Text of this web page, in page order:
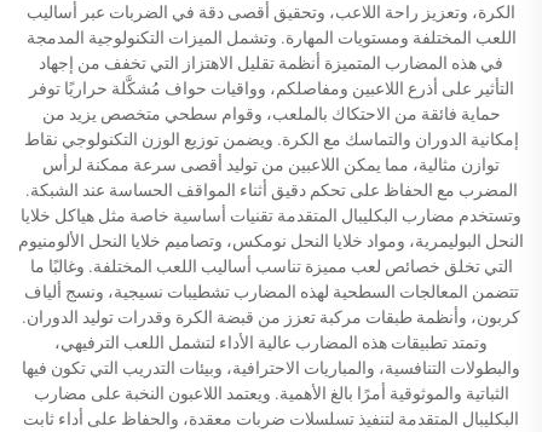
الكرة، وتعزيز راحة اللاعب، وتحقيق أقصى دقة في الضربات عبر أساليب
اللعب المختلفة ومستويات المهارة. وتشمل الميزات التكنولوجية المدمجة
في هذه المضارب المتميزة أنظمة تقليل الاهتزاز التي تخفف من إجهاد
التأثير على أذرع اللاعبين ومفاصلكم، وواقيات حواف مُشكَّلة حراريًا توفر
حماية فائقة من الاحتكاك بالملعب، وقوام سطحي متخصص يزيد من
إمكانية الدوران والتماسك مع الكرة. ويضمن توزيع الوزن التكنولوجي نقاط
توازن مثالية، مما يمكن اللاعبين من توليد أقصى سرعة ممكنة لرأس
المضرب مع الحفاظ على تحكم دقيق أثناء المواقف الحساسة عند الشبكة.
وتستخدم مضارب البكليبال المتقدمة تقنيات أساسية خاصة مثل هياكل خلايا
النحل البوليمرية، ومواد خلايا النحل نومكس، وتصاميم خلايا النحل الألومنيوم
التي تخلق خصائص لعب مميزة تناسب أساليب اللعب المختلفة. وغالبًا ما
تتضمن المعالجات السطحية لهذه المضارب تشطيبات نسيجية، ونسج ألياف
كربون، وأنظمة طبقات مركبة تعزز من قبضة الكرة وقدرات توليد الدوران.
وتمتد تطبيقات هذه المضارب عالية الأداء لتشمل اللعب الترفيهي،
والبطولات التنافسية، والمباريات الاحترافية، وبيئات التدريب التي تكون فيها
الثباتية والموثوقية أمرًا بالغ الأهمية. ويعتمد اللاعبون النخبة على مضارب
البكليبال المتقدمة لتنفيذ تسلسلات ضربات معقدة، والحفاظ على أداء ثابت